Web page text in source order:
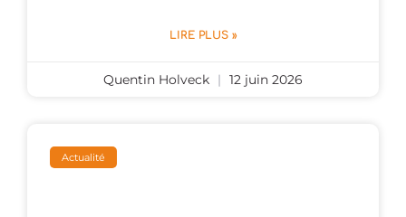
LIRE PLUS »
Quentin Holveck 12 juin 2026
Actualité